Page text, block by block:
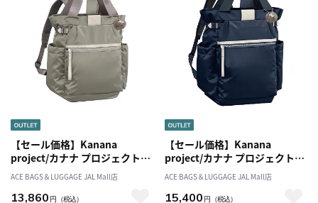
【セール価格】Kanana
project/カナナ プロジェクト
PJ-16 リュックサック A4 13L
540g 11903
ACE BAGS＆LUGGAGE JAL Mall店
13,860 円 （税込）
【セール価格】Kanana
project/カナナ プロジェクト
PJ-16 リュックサック A4 17L
590g 11904
ACE BAGS＆LUGGAGE JAL Mall店
15,400 円 （税込）